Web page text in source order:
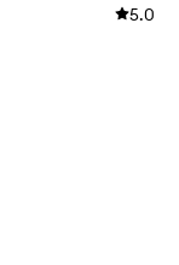
5.0